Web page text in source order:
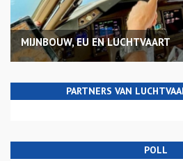
MIJNBOUW, EU EN LUCHTVAART
PARTNERS VAN
POLL